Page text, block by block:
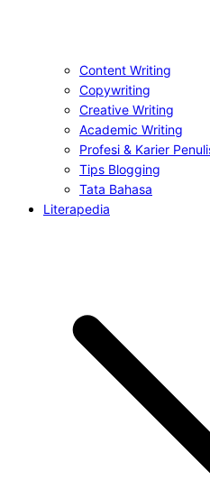
Content Writing
Copywriting
Creative Writing
Academic Writing
Profesi & Karier
Tips Blogging
Tata Bahasa
Literapedia